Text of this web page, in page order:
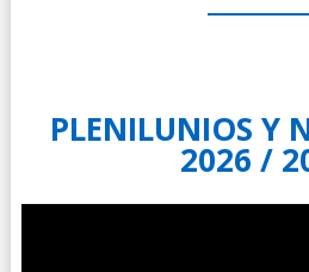
PLENILUNIOS Y
2026 /